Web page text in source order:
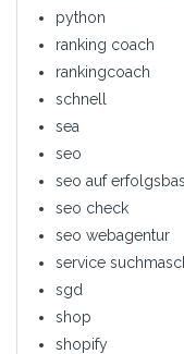
python
ranking coach
rankingcoach
schnell
sea
seo
seo auf
seo check
seo webagentur
service
sgd
shop
shopify